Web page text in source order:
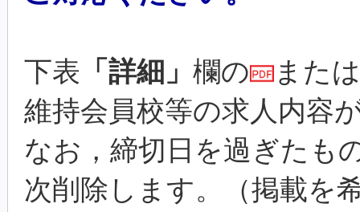
下表 「詳細」 欄の
または
維持会員校等の求人内容
なお，締切日を過ぎたも
次削除します。（掲載を